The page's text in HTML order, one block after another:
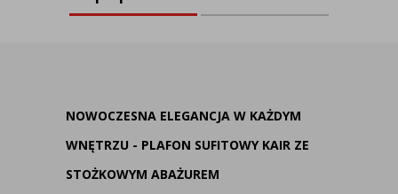
NOWOCZESNA ELEGANCJA W KAŻDYM
WNĘTRZU - PLAFON SUFITOWY KAIR ZE
STOŻKOWYM ABAŻUREM